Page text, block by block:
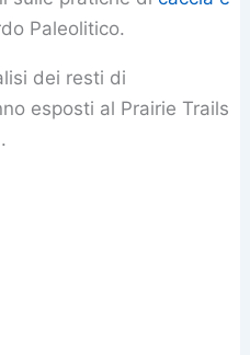
Paleolitico.
dei resti di
esposti al Prairie Trails